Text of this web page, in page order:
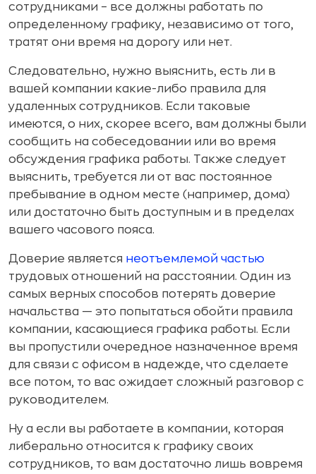
сотрудниками – все должны работать по
определенному графику, независимо от того,
тратят они время на дорогу или нет.
Следовательно, нужно выяснить, есть ли в
вашей компании какие-либо правила для
удаленных сотрудников. Если таковые
имеются, о них, скорее всего, вам должны были
сообщить на собеседовании или во время
обсуждения графика работы. Также следует
выяснить, требуется ли от вас постоянное
пребывание в одном месте (например, дома)
или достаточно быть доступным и в пределах
вашего часового пояса.
Доверие является неотъемлемой частью
трудовых отношений на расстоянии. Один из
самых верных способов потерять доверие
начальства — это попытаться обойти правила
компании, касающиеся графика работы. Если
вы пропустили очередное назначенное время
для связи с офисом в надежде, что сделаете
все потом, то вас ожидает сложный разговор с
руководителем.
Ну а если вы работаете в компании, которая
либерально относится к графику своих
сотрудников, то вам достаточно лишь вовремя